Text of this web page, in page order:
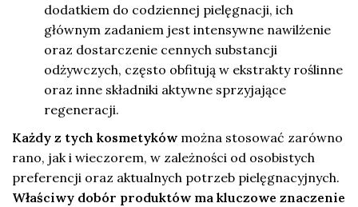
dodatkiem do codziennej pielęgnacji, ich
głównym zadaniem jest intensywne nawilżenie
oraz dostarczenie cennych substancji
odżywczych, często obfitują w ekstrakty roślinne
oraz inne składniki aktywne sprzyjające
regeneracji.
Każdy z tych kosmetyków można stosować zarówno
rano, jak i wieczorem, w zależności od osobistych
preferencji oraz aktualnych potrzeb pielęgnacyjnych.
Właściwy dobór produktów ma kluczowe znaczenie